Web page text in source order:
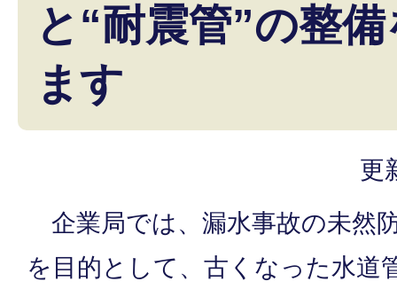
と“耐震管”の整
ます
更
企業局では、漏水事故の未然
を目的として、古くなった水道